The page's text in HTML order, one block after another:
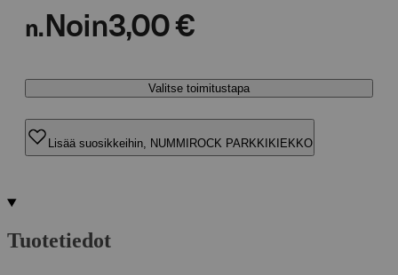
n. Noin3,00 €
Valitse toimitustapa
Lisää suosikkeihin, NUMMIROCK PARKKIKIEKKO
Tuotetiedot